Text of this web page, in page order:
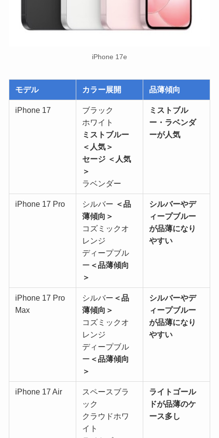
iPhone 17e
モデル カラー展開 品薄傾向
iPhone 17
ブラック
ホワイト
ミストブルー
＜人気＞
セージ ＜人気
＞
ラベンダー
ミストブル
ー・ラベンダ
ーが人気
iPhone 17 Pro シルバー ＜品
薄傾向＞
コズミックオ
レンジ
ディープブル
ー ＜品薄傾向
＞
シルバーやデ
ィープブルー
が品薄になり
やすい
iPhone 17 Pro
Max
シルバー ＜品
薄傾向＞
コズミックオ
レンジ
ディープブル
ー ＜品薄傾向
＞
シルバーやデ
ィープブルー
が品薄になり
やすい
iPhone 17 Air
スペースブラ
ック
クラウドホワ
イト
ライトゴール
ドが品薄のケ
ース多し